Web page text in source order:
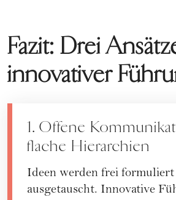
Fazit: Drei
innovativer
1. Offene
flache Hierarchien
Ideen werden frei
ausgetauscht. Innovative